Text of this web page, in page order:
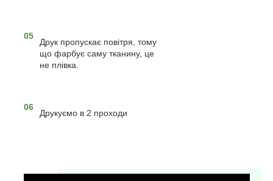
05
Друк пропускає повітря, тому
що фарбує саму тканину, це
не плівка.
06
Друкуємо в 2 проходи